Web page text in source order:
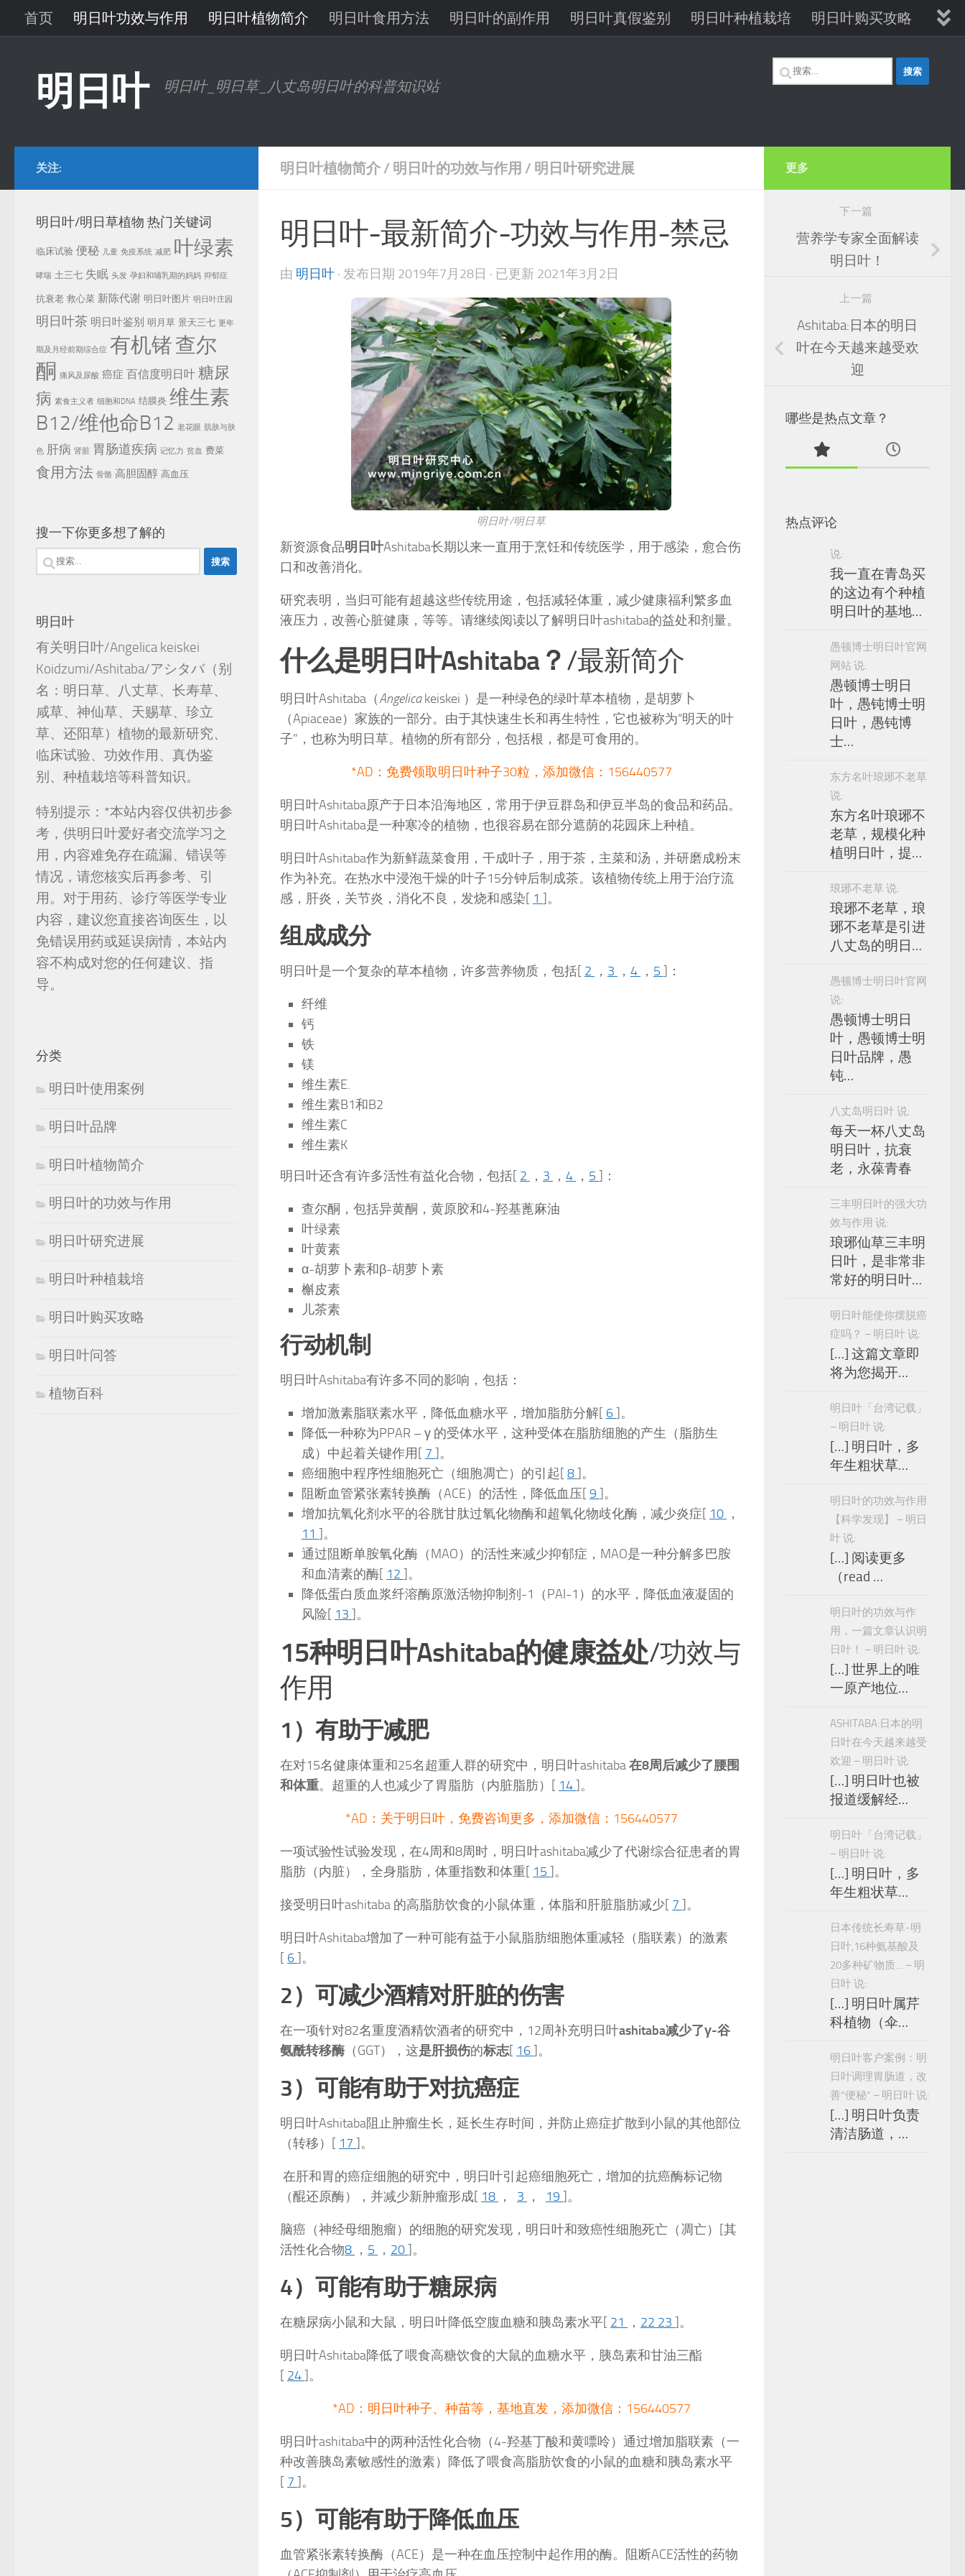
跳至内容
首页 明日叶功效与作用 明日叶植物简介 明日叶食用方法 明日叶的副作用 明日叶真假鉴别 明日叶种植栽培 明日叶购买攻略
明日叶 明日叶_明日草_八丈岛明日叶的科普知识站
搜
索：
明日叶植物简介 / 明日叶的功效与作用 / 明日叶研究进展
明日叶-最新简介-功效与作用-禁忌
由 明日叶 · 发布日期 2019年7月28日 · 已更新 2021年3月2日
明日叶/明日草
新资源食品明日叶Ashitaba长期以来一直用于烹饪和传统医学，用于感染，愈合伤
口和改善消化。
研究表明，当归可能有超越这些传统用途，包括减轻体重，减少健康福利繁多血
液压力，改善心脏健康，等等。请继续阅读以了解明日叶ashitaba的益处和剂量。
什么是明日叶Ashitaba？/最新简介
明日叶Ashitaba（Angelicakeiskei ）是一种绿色的绿叶草本植物，是胡萝卜
（Apiaceae）家族的一部分。由于其快速生长和再生特性，它也被称为“明天的叶
子”，也称为明日草。植物的所有部分，包括根，都是可食用的。
*AD：免费领取明日叶种子30粒，添加微信：156440577
明日叶Ashitaba原产于日本沿海地区，常用于伊豆群岛和伊豆半岛的食品和药品。
明日叶Ashitaba是一种寒冷的植物，也很容易在部分遮荫的花园床上种植。
明日叶Ashitaba作为新鲜蔬菜食用，干成叶子，用于茶，主菜和汤，并研磨成粉末
作为补充。在热水中浸泡干燥的叶子15分钟后制成茶。该植物传统上用于治疗流
感，肝炎，关节炎，消化不良，发烧和感染[ 1 ]。
组成成分
明日叶是一个复杂的草本植物，许多营养物质，包括[ 2 ， 3 ， 4 ， 5 ]：
纤维
钙
铁
镁
维生素E.
维生素B1和B2
维生素C
维生素K
明日叶还含有许多活性有益化合物，包括[ 2 ， 3 ， 4 ， 5 ]：
查尔酮，包括异黄酮，黄原胶和4-羟基蓖麻油
叶绿素
叶黄素
α-胡萝卜素和β-胡萝卜素
槲皮素
儿茶素
行动机制
明日叶Ashitaba有许多不同的影响，包括：
增加激素脂联素水平，降低血糖水平，增加脂肪分解[ 6]。
降低一种称为PPAR – γ 的受体水平，这种受体在脂肪细胞的产生（脂肪生
成）中起着关键作用[ 7 ]。
癌细胞中程序性细胞死亡（细胞凋亡）的引起[ 8]。
阻断血管紧张素转换酶（ACE）的活性，降低血压[ 9 ]。
增加抗氧化剂水平的谷胱甘肽过氧化物酶和超氧化物歧化酶，减少炎症[ 10 ，
11 ]。
通过阻断单胺氧化酶（MAO）的活性来减少抑郁症，MAO是一种分解多巴胺
和血清素的酶[ 12 ]。
降低蛋白质血浆纤溶酶原激活物抑制剂-1（PAI-1）的水平，降低血液凝固的
风险[ 13 ]。
15种明日叶Ashitaba的健康益处/功效与
作用
1）有助于减肥
在对15名健康体重和25名超重人群的研究中，明日叶ashitaba在8周后减少了腰围
和体重。超重的人也减少了胃脂肪（内脏脂肪）[ 14]。
*AD：关于明日叶，免费咨询更多，添加微信：156440577
一项试验性试验发现，在4周和8周时，明日叶ashitaba减少了代谢综合征患者的胃
脂肪（内脏），全身脂肪，体重指数和体重[ 15 ]。
接受明日叶ashitaba 的高脂肪饮食的小鼠体重，体脂和肝脏脂肪减少[ 7 ]。
明日叶Ashitaba增加了一种可能有益于小鼠脂肪细胞体重减轻（脂联素）的激素
[ 6]。
2）可减少酒精对肝脏的伤害
在一项针对82名重度酒精饮酒者的研究中，12周补充明日叶ashitaba减少了γ-谷
氨酰转移酶（GGT），这是肝损伤的标志[ 16]。
3）可能有助于对抗癌症
明日叶Ashitaba阻止肿瘤生长，延长生存时间，并防止癌症扩散到小鼠的其他部位
（转移）[ 17 ]。
在肝和胃的癌症细胞的研究中，明日叶引起癌细胞死亡，增加的抗癌酶标记物
（醌还原酶），并减少新肿瘤形成[ 18 ， 3 ， 19 ]。
脑癌（神经母细胞瘤）的细胞的研究发现，明日叶和致癌性细胞死亡（凋亡）[其
活性化合物8 ， 5 ， 20]。
4）可能有助于糖尿病
在糖尿病小鼠和大鼠，明日叶降低空腹血糖和胰岛素水平[ 21 ， 22 23 ]。
明日叶Ashitaba降低了喂食高糖饮食的大鼠的血糖水平，胰岛素和甘油三酯
[ 24]。
*AD：明日叶种子、种苗等，基地直发，添加微信：156440577
明日叶ashitaba中的两种活性化合物（4-羟基丁酸和黄嘌呤）通过增加脂联素（一
种改善胰岛素敏感性的激素）降低了喂食高脂肪饮食的小鼠的血糖和胰岛素水平
[ 7 ]。
5）可能有助于降低血压
血管紧张素转换酶（ACE）是一种在血压控制中起作用的酶。阻断ACE活性的药物
关注:
明日叶/明日草植物 热门关键词
临床试验 便秘 儿童 免疫系统 减肥 叶绿素
哮喘 土三七 失眠 头发 孕妇和哺乳期的妈妈 抑郁症
抗衰老 救心菜 新陈代谢 明日叶图片 明日叶庄园
明日叶茶 明日叶鉴别 明月草 景天三七 更年
期及月经前期综合症 有机锗查尔
酮 痛风及尿酸 癌症 百信度明日叶 糖尿
病 素食主义者 细胞和DNA 结膜炎 维生素
B12/维他命B12 老花眼 肌肤与肤
色 肝病 肾脏 胃肠道疾病 记忆力 贫血 费菜
食用方法 骨骼 高胆固醇 高血压
搜一下你更多想了解的
搜
明日叶
有关明日叶/Angelica keiskei
Koidzumi/Ashitaba/アシタバ（别
名：明日草、八丈草、长寿草、
咸草、神仙草、天赐草、珍立
草、还阳草）植物的最新研究、
临床试验、功效作用、真伪鉴
别、种植栽培等科普知识。
特别提示：*本站内容仅供初步参
考，供明日叶爱好者交流学习之
用，内容难免存在疏漏、错误等
情况，请您核实后再参考、引
用。对于用药、诊疗等医学专业
内容，建议您直接咨询医生，以
免错误用药或延误病情，本站内
容不构成对您的任何建议、指
导。
分类
明日叶使用案例
明日叶品牌
明日叶植物简介
明日叶的功效与作用
明日叶研究进展
明日叶种植栽培
明日叶购买攻略
明日叶问答
植物百科
更多
下一篇
营养学专家全面解读
明日叶！
上一篇
Ashitaba:日本的明日
叶在今天越来越受欢
迎
哪些是热点文章？
热点评论
说:
我一直在青岛买
的这边有个种植
明日叶的基地…
愚顿博士明日叶官网
网站 说:
愚顿博士明日
叶，愚钝博士明
日叶，愚钝博
士…
东方名叶琅琊不老草
说:
东方名叶琅琊不
老草，规模化种
植明日叶，提…
琅琊不老草 说:
琅琊不老草，琅
琊不老草是引进
八丈岛的明日…
愚顿博士明日叶官网
说:
愚顿博士明日
叶，愚顿博士明
日叶品牌，愚
钝…
八丈岛明日叶 说:
每天一杯八丈岛
明日叶，抗衰
老，永葆青春
三丰明日叶的强大功
效与作用 说:
琅琊仙草三丰明
日叶，是非常非
常好的明日叶…
明日叶能使你摆脱癌
症吗？ – 明日叶 说:
[…] 这篇文章即
将为您揭开…
明日叶「台湾记载」
– 明日叶 说:
[…] 明日叶，多
年生粗状草…
明日叶的功效与作用
【科学发现】 – 明日
叶 说:
[…] 阅读更多
（read …
明日叶的功效与作
用，一篇文章认识明
日叶！ – 明日叶 说:
[…] 世界上的唯
一原产地位…
ASHITABA:日本的明
日叶在今天越来越受
欢迎 – 明日叶 说:
[…] 明日叶也被
报道缓解经…
明日叶「台湾记载」
– 明日叶 说:
[…] 明日叶，多
年生粗状草…
日本传统长寿草-明
日叶,16种氨基酸及
20多种矿物质… – 明
日叶 说:
[…] 明日叶属芹
科植物（伞…
明日叶客户案例：明
日叶调理胃肠道，改
善“便秘” – 明日叶 说:
[…] 明日叶负责
清洁肠道，…